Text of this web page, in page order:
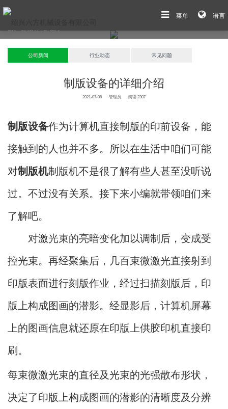
菜单 语言
公司新闻 行业动态 常见问题
制版设备的详细介绍
2021-07-08 管理员 阅读 2307
制版设备作为计算机直接制版的印前设备，能
接触到的人也并不多。所以在生活中咱们可能
对制版机制版机不是很了解有些人甚至没听说
过。不过没有关系。接下来小编就带领咱们来
了解吧。
对激光束的亮暗变化加以调制后，变成受
控光束。再经聚集后，几百束微激光直接射到
印版表面进行刻版作业，经过扫描刻版后，印
版上构成图画的潜影。经显影后，计算机屏幕
上的图画信息就还原在印版上供胶印机直接印
刷。
每束微激光束的直径及光束的光强散布形状，
决定了印版上构成图画的潜影的清晰度及分辨